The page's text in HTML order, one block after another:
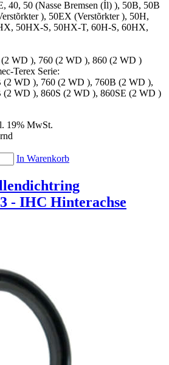
40, 50 (Nasse Bremsen (Íl) ), 50B, 50B
), 50EX (Verstõrkter ), 50H,
50HX-S, 50HX-T, 60H-S, 60HX,
(2 WD ), 760 (2 WD ), 860 (2 WD )
Terex Serie:
(2 WD ), 760 (2 WD ), 760B (2 WD ),
(2 WD ), 860S (2 WD ), 860SE (2 WD )
19% MwSt.
In Warenkorb
- IHC Hinterachse